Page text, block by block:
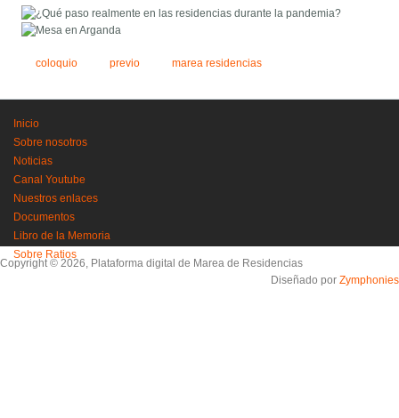
coloquio previo marea residencias
Inicio
Sobre nosotros
Noticias
Canal Youtube
Nuestros enlaces
Documentos
Libro de la Memoria
Sobre Ratios
Copyright © 2026, Plataforma digital de Marea de Residencias
Diseñado por Zymphonies